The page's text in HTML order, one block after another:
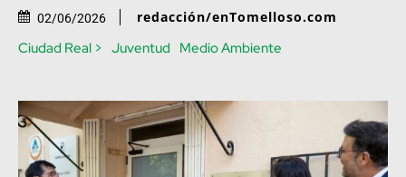
02/06/2026 redacción/enTomelloso.com
Ciudad Real > Juventud Medio Ambiente